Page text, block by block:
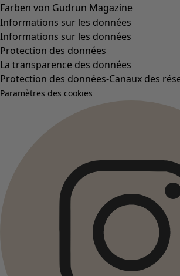
Farben von Gudrun Magazine
Informations sur les données
Informations sur les données
Protection des données
La transparence des données
Protection des données-Canaux des
Paramètres des cookies